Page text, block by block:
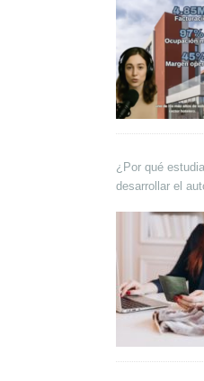
¿Por qué
desarrollar el